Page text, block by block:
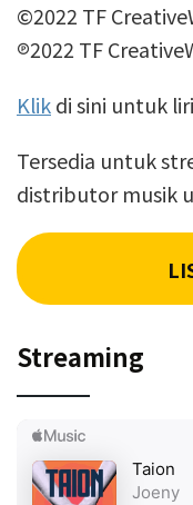
©2022 TF
℗2022 TF
Klikdi sini untuk
Tersedia untuk
distributor musik
Streaming